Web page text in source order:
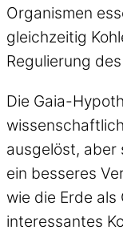
Organismen
gleichzeitig
Regulierung
Die Gaia-
ausgelöst, aber
ein besseres
wie die Erde
interessantes